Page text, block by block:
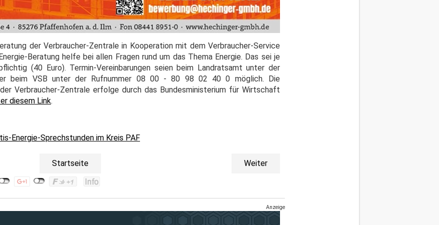
der Verbraucher-Zentrale in Kooperation mit dem Verbraucher-Service
Beratung helfe bei allen Fragen rund um das Thema Energie. Das sei je
(40 Euro). Termin-Vereinbarungen seien beim Landratsamt unter der
beim VSB unter der Rufnummer 08 00 - 80 98 02 40 0 möglich. Die
Verbraucher-Zentrale erfolge durch das Bundesministerium für Wirtschaft
diesem Link.
Energie-Sprechstunden im Kreis PAF
Startseite Weiter
Anzeige